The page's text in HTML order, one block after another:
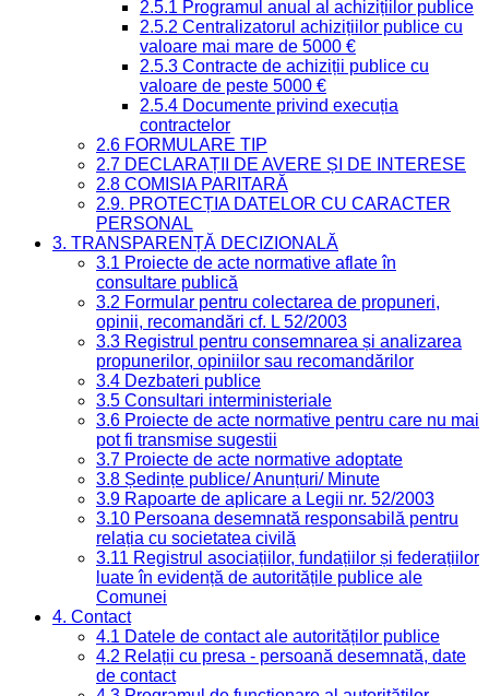
2.5.1 Programul anual al achizițiilor publice
2.5.2 Centralizatorul achizițiilor publice cu
valoare mai mare de 5000 €
2.5.3 Contracte de achiziții publice cu
valoare de peste 5000 €
2.5.4 Documente privind execuția
contractelor
2.6 FORMULARE TIP
2.7 DECLARAȚII DE AVERE ȘI DE INTERESE
2.8 COMISIA PARITARĂ
2.9. PROTECȚIA DATELOR CU CARACTER
PERSONAL
3. TRANSPARENȚĂ DECIZIONALĂ
3.1 Proiecte de acte normative aflate în
consultare publică
3.2 Formular pentru colectarea de propuneri,
opinii, recomandări cf. L 52/2003
3.3 Registrul pentru consemnarea și analizarea
propunerilor, opiniilor sau recomandărilor
3.4 Dezbateri publice
3.5 Consultari interministeriale
3.6 Proiecte de acte normative pentru care nu mai
pot fi transmise sugestii
3.7 Proiecte de acte normative adoptate
3.8 Ședințe publice/ Anunțuri/ Minute
3.9 Rapoarte de aplicare a Legii nr. 52/2003
3.10 Persoana desemnată responsabilă pentru
relația cu societatea civilă
3.11 Registrul asociațiilor, fundațiilor și federațiilor
luate în evidență de autoritățile publice ale
Comunei
4. Contact
4.1 Datele de contact ale autorităților publice
4.2 Relații cu presa - persoană desemnată, date
de contact